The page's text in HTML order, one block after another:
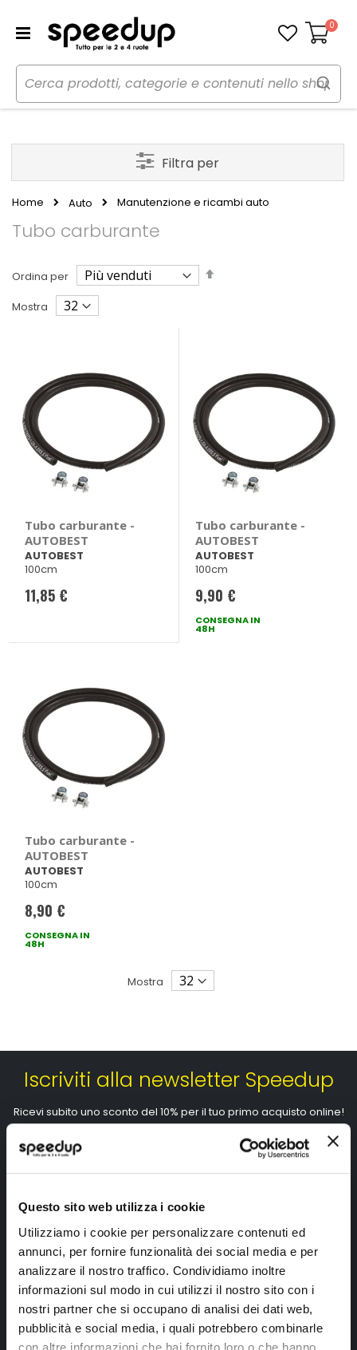
Questo sito web utilizza i cookie
Utilizziamo i cookie per personalizzare contenuti ed
annunci, per fornire funzionalità dei social media e per
analizzare il nostro traffico. Condividiamo inoltre
informazioni sul modo in cui utilizzi il nostro sito con i
nostri partner che si occupano di analisi dei dati web,
pubblicità e social media, i quali potrebbero combinarle
con altre informazioni che hai fornito loro o che hanno
Carrello
0
Home Auto Manutenzione e ricambi auto
Tubo carburante
Ordina per
Imposta
Mostra
Tubo carburante -
AUTOBEST
AUTOBEST
100cm
11,85 €
Tubo carburante -
AUTOBEST
AUTOBEST
100cm
9,90 €
CONSEGNA IN
48H
Tubo carburante -
AUTOBEST
AUTOBEST
100cm
8,90 €
CONSEGNA IN
48H
Mostra
Filtra per
Iscriviti alla newsletter Speedup
Ricevi subito uno sconto del 10% per il tuo primo acquisto online!
Ho letto e accettato il documentoprivacy policy
Iscrivimi
Segui SPEEDUP.IT